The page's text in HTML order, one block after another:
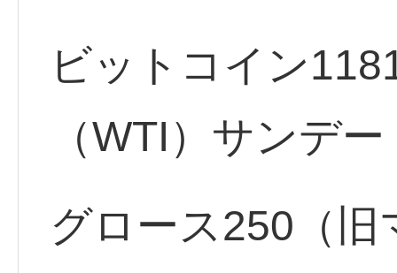
ビットコイン
（WTI）サン
グロース250（